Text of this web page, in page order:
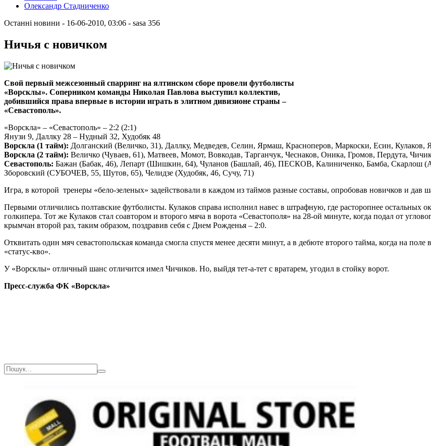
Олександр Стадниченко
Останні новини - 16-06-2010, 03:06 - sasa 356
Ничья с новичком
Свой первый межсезонный спарринг на ялтинском сборе провели футболисты
«Ворсклы». Соперником команды Николая Павлова выступил коллектив,
добившийся права впервые в истории играть в элитном дивизионе страны –
«Севастополь».
«Ворскла» – «Севастополь» – 2:2 (2:1)
Янузи 9, Даллку 28 – Нудный 32, Худобяк 48
Ворскла (1 тайм): Долганский (Величко, 31), Даллку, Медведев, Селин, Ярмаш, Красноперов, Маркоски, Есин, Кулаков,
Ворскла (2 тайм): Величко (Чуваев, 61), Матвеев, Момот, Вовкодав, Тарганчук, Чеснаков, Оника, Громов, Пердута,
Севастополь: Бажан (Бабак, 46), Лепарт (Шишкин, 64), Чуланов (Башлай, 46), ПЕСКОВ, Калиниченко, Бамба, Скарлош
Зборовский (СУБОЧЕВ, 55, Шутов, 65), Челидзе (Худобяк, 46, Сучу, 71)
Игра, в которой тренеры «бело-зеленых» задействовали в каждом из таймов разные составы, опробовав новичков и дав
Первыми отличились полтавские футболисты. Кулаков справа исполнил навес в штрафную, где расторопнее остальных
голкипера. Тот же Кулаков стал соавтором и второго мяча в ворота «Севастополя» на 28-ой минуте, когда подал от
крымчан второй раз, таким образом, поздравив себя с Днем Рожденья – 2:0.
Отквитать один мяч севастопольская команда смогла спустя менее десяти минут, а в дебюте второго тайма, когда на
«статус-кво».
У «Ворсклы» отличный шанс отличится имел Чичиков. Но, выйдя тет-а-тет с вратарем, угодил в стойку ворот.
Пресс-служба ФК «Ворскла»